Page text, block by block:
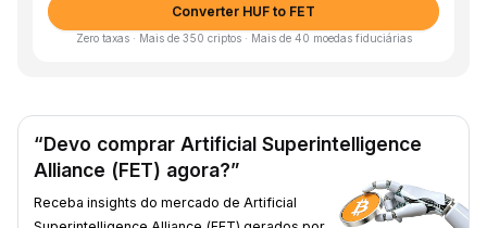
Converter HUF to FET
Zero taxas · Mais de 350 criptos · Mais de 40 moedas fiduciárias
“Devo comprar Artificial Superintelligence
Alliance (FET) agora?”
Receba insights do mercado de Artificial